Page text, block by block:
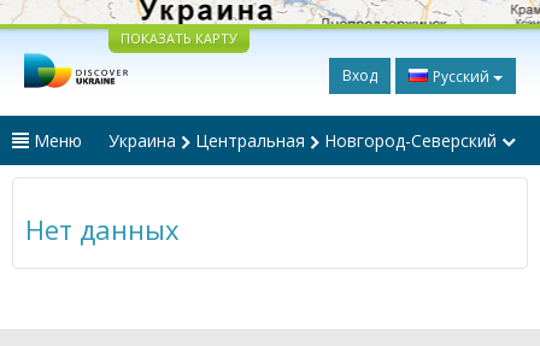
ПОКАЗАТЬ КАРТУ
Вход Русский
Меню Украина Центральная Новгород-Северский
Нет данных